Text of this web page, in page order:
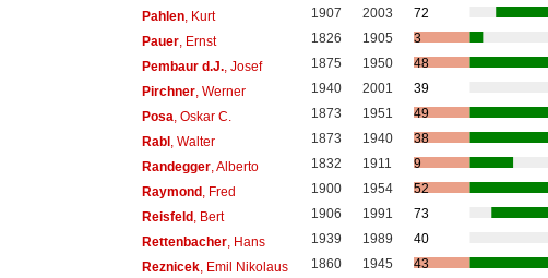
Pahlen, Kurt 1907 2003
72
Pauer, Ernst 1826 1905
3
Pembaur d.J., Josef 1875 1950
48
Pirchner, Werner 1940 2001
39
Posa , Oskar C. 1873 1951
49
Rabl, Walter 1873 1940
38
Randegger, Alberto 1832 1911
9
Raymond, Fred 1900 1954
52
Reisfeld, Bert 1906 1991
73
Rettenbacher, Hans 1939 1989
40
Reznicek, Emil Nikolaus 1860 1945
43